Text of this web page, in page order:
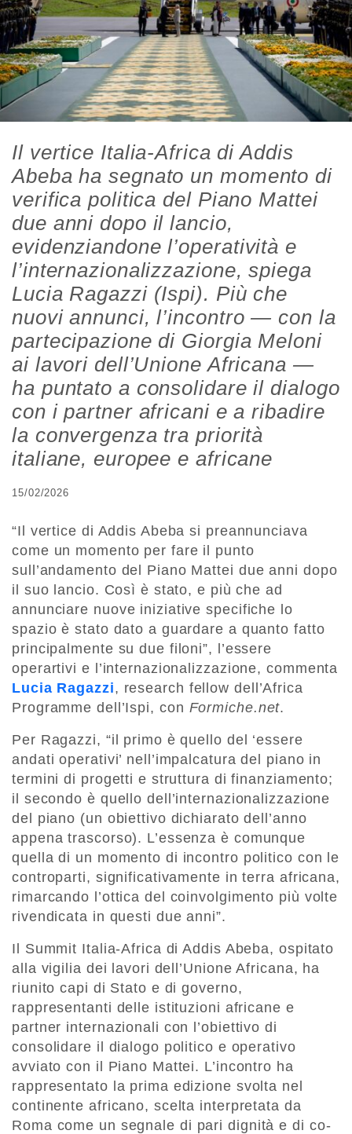
Il vertice Italia-Africa di Addis
Abeba ha segnato un momento di
verifica politica del Piano Mattei
due anni dopo il lancio,
evidenziandone l’operatività e
l’internazionalizzazione, spiega
Lucia Ragazzi (Ispi). Più che
nuovi annunci, l’incontro — con la
partecipazione di Giorgia Meloni
ai lavori dell’Unione Africana —
ha puntato a consolidare il dialogo
con i partner africani e a ribadire
la convergenza tra priorità
italiane, europee e africane
15/02/2026
“Il vertice di Addis Abeba si preannunciava
come un momento per fare il punto
sull’andamento del Piano Mattei due anni dopo
il suo lancio. Così è stato, e più che ad
annunciare nuove iniziative specifiche lo
spazio è stato dato a guardare a quanto fatto
principalmente su due filoni”, l’essere
operartivi e l’internazionalizzazione, commenta
Lucia Ragazzi, research fellow dell’Africa
Programme dell’Ispi, con Formiche.net.
Per Ragazzi, “il primo è quello del ‘essere
andati operativi’ nell’impalcatura del piano in
termini di progetti e struttura di finanziamento;
il secondo è quello dell’internazionalizzazione
del piano (un obiettivo dichiarato dell’anno
appena trascorso). L’essenza è comunque
quella di un momento di incontro politico con le
controparti, significativamente in terra africana,
rimarcando l’ottica del coinvolgimento più volte
rivendicata in questi due anni”.
Il Summit Italia-Africa di Addis Abeba, ospitato
alla vigilia dei lavori dell’Unione Africana, ha
riunito capi di Stato e di governo,
rappresentanti delle istituzioni africane e
partner internazionali con l’obiettivo di
consolidare il dialogo politico e operativo
avviato con il Piano Mattei. L’incontro ha
rappresentato la prima edizione svolta nel
continente africano, scelta interpretata da
Roma come un segnale di pari dignità e di co-